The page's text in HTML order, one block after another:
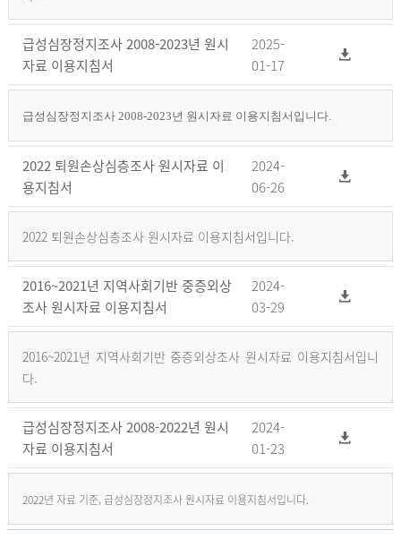
급성심장정지조사 2008-2023년 원시
자료 이용지침서
2025-
01-17
급성심장정지조사 2008-2023년 원시자료 이용지침서입니다.
2022 퇴원손상심층조사 원시자료 이
용지침서
2024-
06-26
2022 퇴원손상심층조사 원시자료 이용지침서입니다.
2016~2021년 지역사회기반 중증외상
조사 원시자료 이용지침서
2024-
03-29
2016~2021년 지역사회기반 중증외상조사 원시자료 이용지침서입니
다.
급성심장정지조사 2008-2022년 원시
자료 이용지침서
2024-
01-23
2022년 자료 기준, 급성심장정지조사 원시자료 이용지침서입니다.